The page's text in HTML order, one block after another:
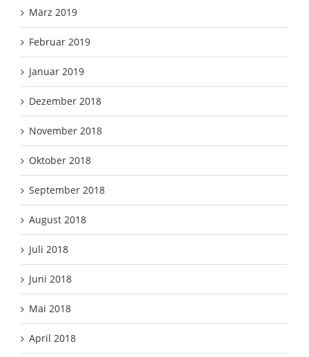
März 2019
Februar 2019
Januar 2019
Dezember 2018
November 2018
Oktober 2018
September 2018
August 2018
Juli 2018
Juni 2018
Mai 2018
April 2018